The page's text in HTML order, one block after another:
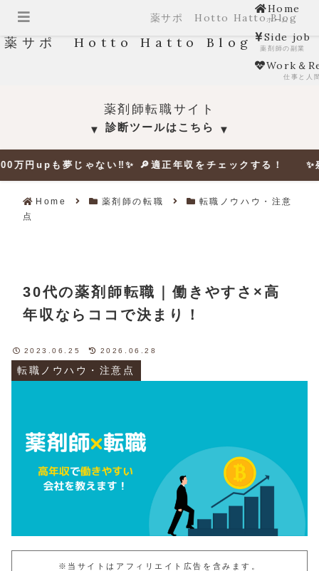
薬サポ Hotto Hatto Blog
Home
ホーム
Side job
薬剤師の副業
Work＆
仕事と人
薬剤師転職サイト
▼ 診断ツールはこちら ▼
ゃない‼✨ 🔎適正年収をチェックする！ ✨残業０だって
Home 薬剤師の転職
転職ノウハウ・注意
点
30代の薬剤師転職｜働きやすさ×高
年収ならココで決まり！
転職ノウハウ・注意点
2023.06.25 2026.06.28
※当サイトはアフィリエイト広告を含みます。
薬サポ Hotto Hatto Blog